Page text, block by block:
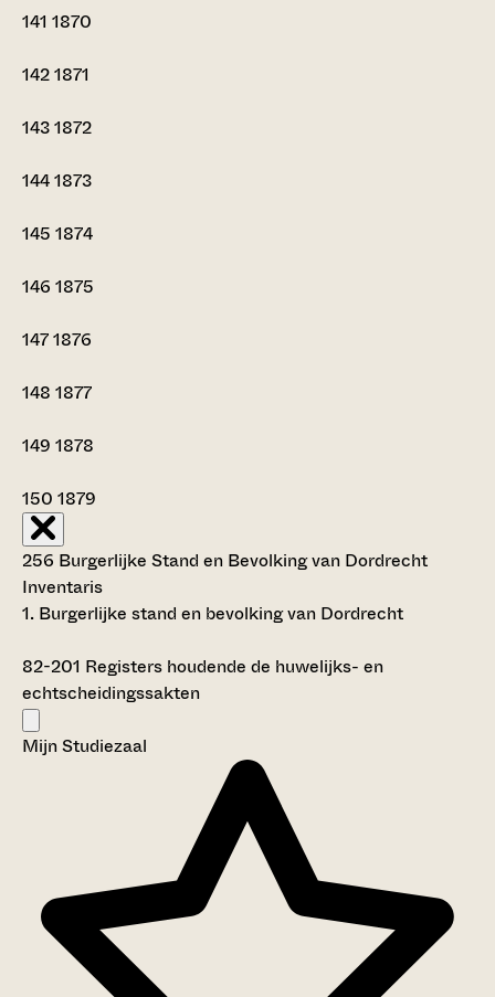
141 1870
1421871
1431872
1441873
145 1874
146 1875
1471876
148 1877
149 1878
150 1879
256 Burgerlijke Stand en Bevolking van Dordrecht
Inventaris
1. Burgerlijke stand en bevolking van Dordrecht
82-201 Registers houdende de huwelijks- en
echtscheidingssakten
Mijn Studiezaal